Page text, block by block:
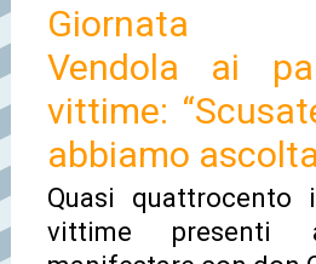
Giornata
Vendola ai
vittime:
abbiamo
Quasi quattrocento
vittime